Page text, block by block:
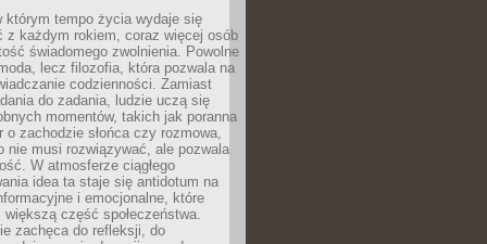
którym tempo życia wydaje się
z każdym rokiem, coraz więcej osób
świadomego zwolnienia. Powolne
lecz filozofia, która pozwala na
codzienności. Zamiast
do zadania, ludzie uczą się
momentów, takich jak poranna
o zachodzie słońca czy rozmowa,
nie musi rozwiązywać, ale pozwala
W atmosferze ciągłego
idea ta staje się antidotum na
i emocjonalne, które
część społeczeństwa.
zachęca do refleksji, do